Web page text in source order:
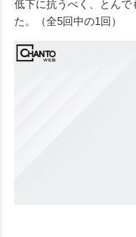
低下に抗うべく、とんで
た。（全5回中の1回）